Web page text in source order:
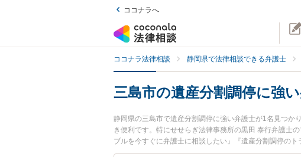
ココナラへ
ココナラ法律相談 静岡県で法律相談できる弁護士
三島市の遺産分割調停に強
静岡県の三島市で遺産分割調停に強い弁護士が1名見つか
き便利です。特にせせらぎ法律事務所の黒田 泰行弁護士
ブルを今すぐに弁護士に相談したい』『遺産分割調停の
に相談予約したい』などでお困りの相談者さんにおすすめ